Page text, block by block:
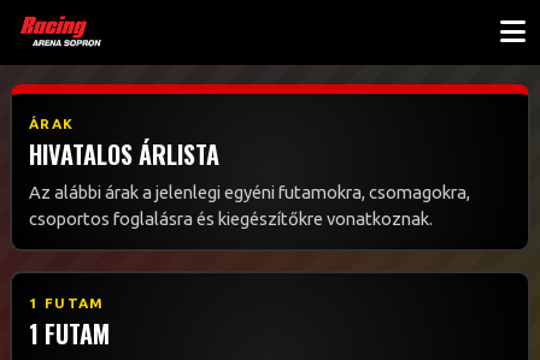
ÁRAK
HIVATALOS ÁRLISTA
Az alábbi árak a jelenlegi egyéni futamokra, csomagokra,
csoportos foglalásra és kiegészítőkre vonatkoznak.
1 FUTAM
1 FUTAM